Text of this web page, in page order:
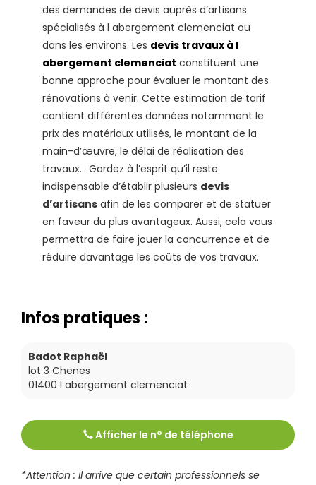
des demandes de devis auprès d’artisans
spécialisés à l abergement clemenciat ou
dans les environs. Les devis travaux à l
abergement clemenciat constituent une
bonne approche pour évaluer le montant des
rénovations à venir. Cette estimation de tarif
contient différentes données notamment le
prix des matériaux utilisés, le montant de la
main-d’œuvre, le délai de réalisation des
travaux… Gardez à l’esprit qu’il reste
indispensable d’établir plusieurs devis
d’artisans afin de les comparer et de statuer
en faveur du plus avantageux. Aussi, cela vous
permettra de faire jouer la concurrence et de
réduire davantage les coûts de vos travaux.
Infos pratiques :
Badot Raphaël
lot 3 Chenes
01400 l abergement clemenciat
Afficher le n° de téléphone
0474240840
*Attention : Il arrive que certain professionnels se